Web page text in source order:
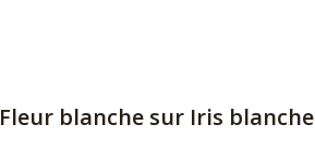
Fleur blanche sur Iris blanche